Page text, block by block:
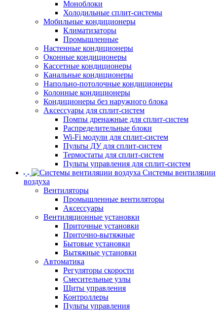
Моноблоки
Холодильные сплит-системы
Мобильные кондиционеры
Климатизаторы
Промышленные
Настенные кондиционеры
Оконные кондиционеры
Кассетные кондиционеры
Канальные кондиционеры
Напольно-потолочные кондиционеры
Колонные кондиционеры
Кондиционеры без наружного блока
Аксессуары для сплит-систем
Помпы дренажные для сплит-систем
Распределительные блоки
Wi-Fi модули для сплит-систем
Пульты ДУ для сплит-систем
Термостаты для сплит-систем
Пульты управления для сплит-систем
Системы вентиляции
воздуха
Вентиляторы
Промышленные вентиляторы
Аксессуары
Вентиляционные установки
Приточные установки
Приточно-вытяжные
Бытовые установки
Вытяжные установки
Автоматика
Регуляторы скорости
Смесительные узлы
Щиты управления
Контроллеры
Пульты управления